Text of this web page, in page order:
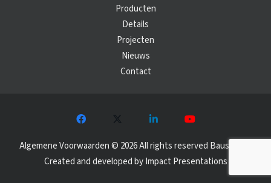
Producten
Details
Projecten
Nieuws
Contact
Algemene Voorwaarden© 2026 All rights reserved Baushield |
Created and developed byImpact Presentations